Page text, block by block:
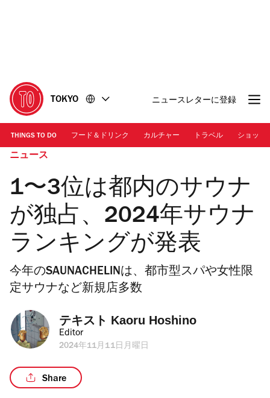
に
移
動
移
動
TOKYO ニュースレターに登録
THINGS TO DO フード＆ドリンク カルチャー トラベル ショッピ
ニュース
1〜3位は都内のサウナ
が独占、2024年サウナ
ランキングが発表
今年のSAUNACHELINは、都市型スパや女性限
定サウナなど新規店多数
テキスト Kaoru Hoshino
Editor
2024年11月11日月曜日
Share